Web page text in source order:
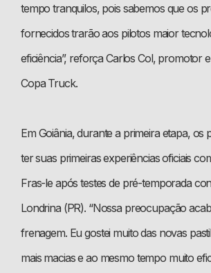
tempo tranquilos, pois sabemos que os
fornecidos trarão aos pilotos maior
eficiência”, reforça Carlos Col, promotor
Copa Truck.
Em Goiânia, durante a primeira etapa, os
ter suas primeiras experiências oficiais
Fras-le após testes de pré-temporada
Londrina (PR). “Nossa preocupação
frenagem. Eu gostei muito das novas
mais macias e ao mesmo tempo muito